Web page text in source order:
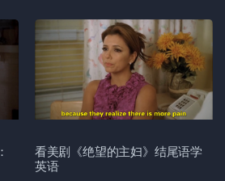
看美剧《绝望的主妇》结尾语学
英语